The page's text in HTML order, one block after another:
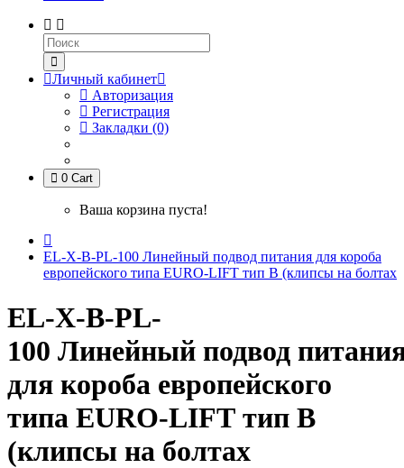
Личный кабинет
Авторизация
Регистрация
Закладки (0)
0 Cart
Ваша корзина пуста!
EL-X-B-PL-100 Линейный подвод питания для короба
европейского типа EURO-LIFT тип B (клипсы на болтах
EL-X-B-PL-
100 Линейный подвод
для короба европейского
типа EURO-LIFT тип B
(клипсы на болтах